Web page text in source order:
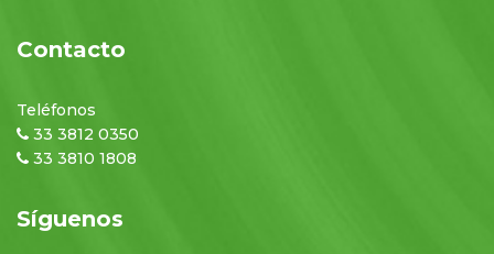
Contacto
Teléfonos
33 3812 0350
33 3810 1808
Síguenos